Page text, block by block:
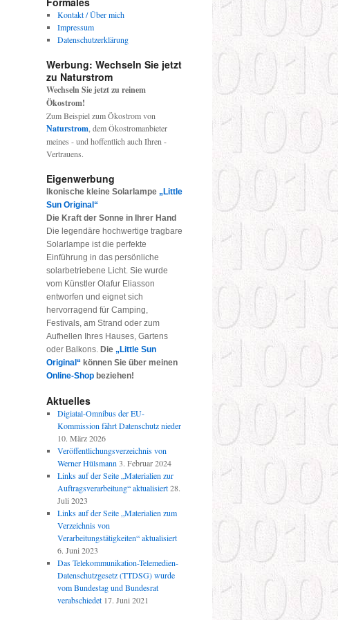
Kontakt / Über mich
Impressum
Datenschutzerklärung
Werbung: Wechseln Sie jetzt
zu Naturstrom
Wechseln Sie jetzt zu reinem
Ökostrom!
Zum Beispiel zum Ökostrom von
Naturstrom , dem Ökostromanbieter
meines - und hoffentlich auch Ihren -
Vertrauens.
Eigenwerbung
Ikonische kleine Solarlampe „Little
Sun Original“
Die Kraft der Sonne in Ihrer Hand
Die legendäre hochwertige tragbare
Solarlampe ist die perfekte
Einführung in das persönliche
solarbetriebene Licht. Sie wurde
vom Künstler Olafur Eliasson
entworfen und eignet sich
hervorragend für Camping,
Festivals, am Strand oder zum
Aufhellen Ihres Hauses, Gartens
oder Balkons. Die „Little Sun
Original“ können Sie über meinen
Online-Shop beziehen!
Aktuelles
Digiatal-Omnibus der EU-
Kommission fährt Datenschutz nieder
10. März 2026
Veröffentlichungsverzeichnis von
Werner Hülsmann 3. Februar 2024
Links auf der Seite „Materialien zur
Auftragsverarbeitung“ aktualisiert 28.
Juli 2023
Links auf der Seite „Materialien zum
Verzeichnis von
Verarbeitungstätigkeiten“ aktualisiert
6. Juni 2023
Das Telekommunikation-Telemedien-
Datenschutzgesetz (TTDSG) wurde
vom Bundestag und Bundesrat
verabschiedet 17. Juni 2021